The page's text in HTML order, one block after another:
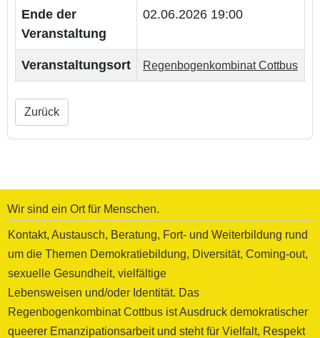
Ende der
Veranstaltung
02.06.2026 19:00
Veranstaltungsort Regenbogenkombinat Cottbus
Zurück
Wir sind ein Ort für Menschen.
Kontakt, Austausch, Beratung, Fort- und Weiterbildung rund
um die Themen Demokratiebildung, Diversität, Coming-out,
sexuelle Gesundheit, vielfältige
Lebensweisen und/oder Identität. Das
Regenbogenkombinat Cottbus ist Ausdruck demokratischer
queerer Emanzipationsarbeit und steht für Vielfalt, Respekt